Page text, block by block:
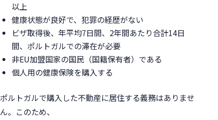
以上
健康状態が良好で、犯罪の経歴がない
ビザ取得後、年平均7日間、2年間あたり合計14日
間、ポルトガルでの滞在が必要
非EU加盟国家の国民（国籍保有者）である
個人用の健康保険を購入する
ポルトガルで購入した不動産に居住する義務はありませ
ん。 このため、